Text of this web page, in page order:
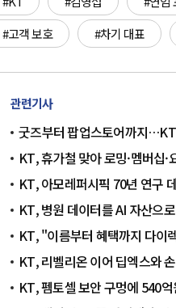
#고객 보호
#차기 대표
관련기사
굿즈부터 팝업스토어까지
KT, 휴가철 맞아 로밍·멤버십
KT, 아모레퍼시픽 70년 연구
KT, 병원 데이터를 AI 자산으
KT, "이름부터 혜택까지 다이
KT, 리벨리온 이어 딥엑스와
KT, 펨토셀 보안 구멍에 540